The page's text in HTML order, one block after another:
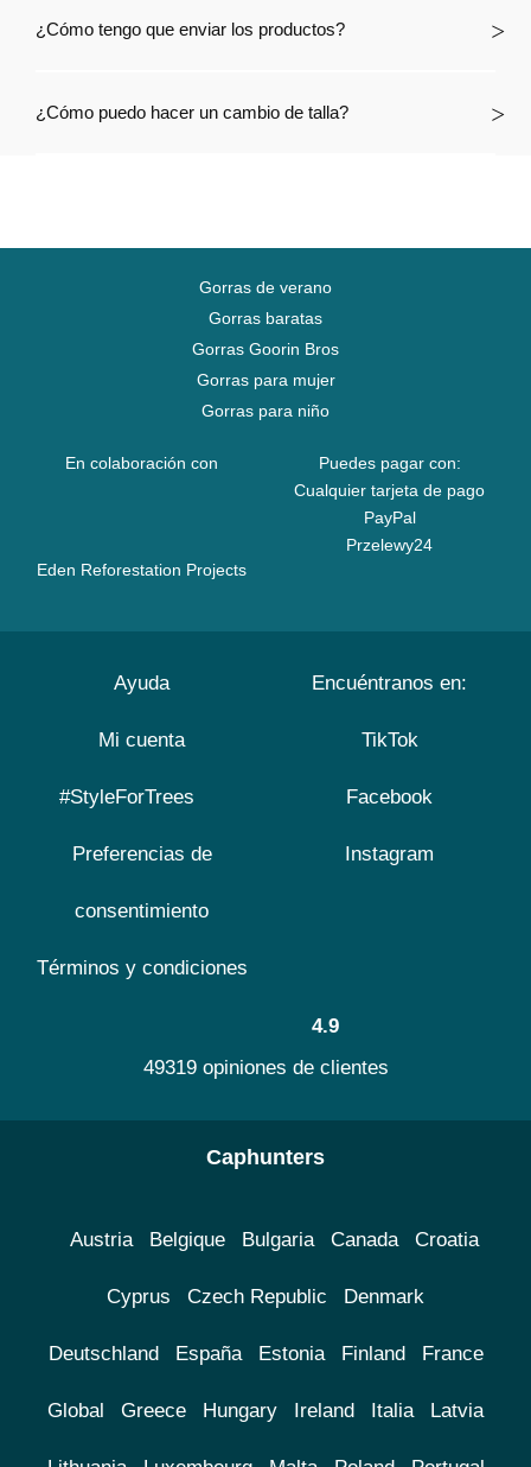
¿Cómo tengo que enviar los productos?
¿Cómo puedo hacer un cambio de talla?
Gorras de verano
Gorras baratas
Gorras Goorin Bros
Gorras para mujer
Gorras para niño
En colaboración con
Eden Reforestation Projects
Puedes pagar con:
Cualquier tarjeta de pago
PayPal
Przelewy24
Ayuda
Mi cuenta
#StyleForTrees
Preferencias de
consentimiento
Términos y condiciones
Encuéntranos en:
TikTok
Facebook
Instagram
4.9
49319 opiniones de clientes
Caphunters
Austria Belgique Bulgaria Canada Croatia
Cyprus Czech Republic Denmark
Deutschland España Estonia Finland France
Global Greece Hungary Ireland Italia Latvia